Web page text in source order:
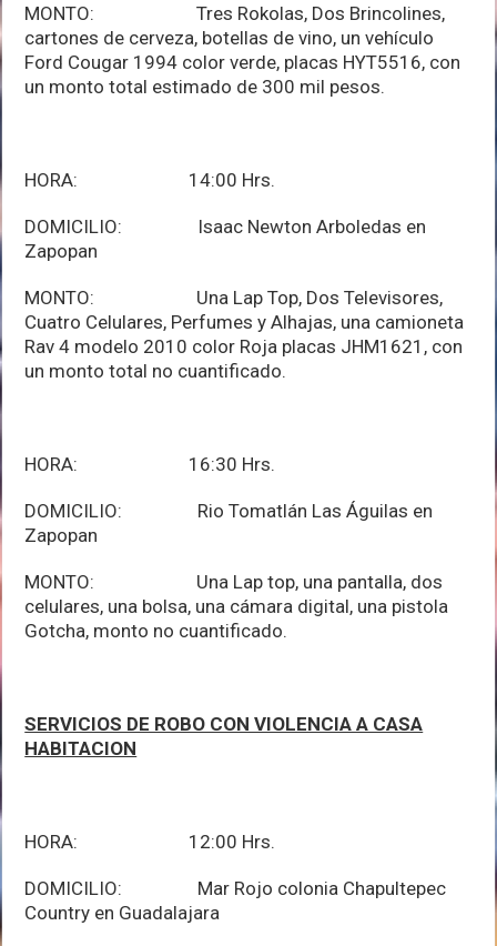
MONTO: Tres Rokolas, Dos Brincolines,
cartones de cerveza, botellas de vino, un vehículo
Ford Cougar 1994 color verde, placas HYT5516, con
un monto total estimado de 300 mil pesos.
HORA: 14:00 Hrs.
DOMICILIO: Isaac Newton Arboledas en
Zapopan
MONTO: Una Lap Top, Dos Televisores,
Cuatro Celulares, Perfumes y Alhajas, una camioneta
Rav 4 modelo 2010 color Roja placas JHM1621, con
un monto total no cuantificado.
HORA: 16:30 Hrs.
DOMICILIO: Rio Tomatlán Las Águilas en
Zapopan
MONTO: Una Lap top, una pantalla, dos
celulares, una bolsa, una cámara digital, una pistola
Gotcha, monto no cuantificado.
SERVICIOS DE ROBO CON VIOLENCIA A CASA
HABITACION
HORA: 12:00 Hrs.
DOMICILIO: Mar Rojo colonia Chapultepec
Country en Guadalajara